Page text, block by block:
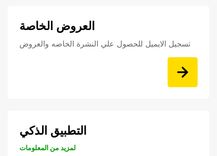
العروض الخاصة
تسجيل الايميل للحصول علي النشرة الخاصه والعروض
التطبيق الذكي
لمزيد من المعلومات